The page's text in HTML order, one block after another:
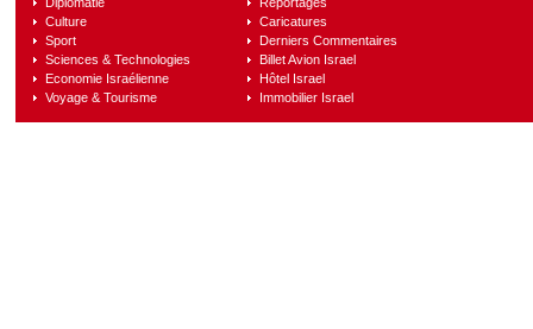
Culture
Sport
Sciences & Technologies
Economie Israélienne
Voyage & Tourisme
Caricatures
Derniers Commentaires
Billet Avion Israel
Hôtel Israel
Immobilier Israel